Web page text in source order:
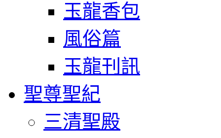
玉龍香包
風俗篇
玉龍刊訊
聖尊聖紀
三清聖殿